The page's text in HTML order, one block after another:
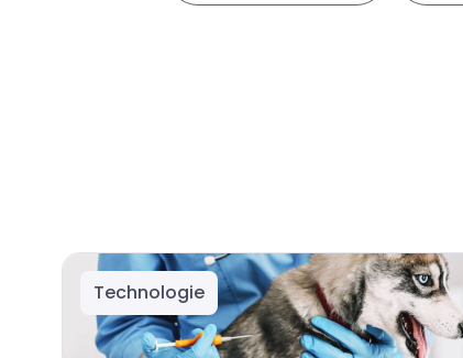
Technologie